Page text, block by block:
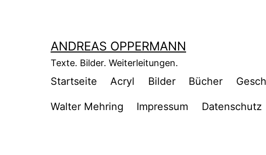
ANDREAS OPPERMANN
Texte. Bilder. Weiterleitungen.
Startseite Acryl Bilder Bücher
Walter Mehring Impressum Datenschutz